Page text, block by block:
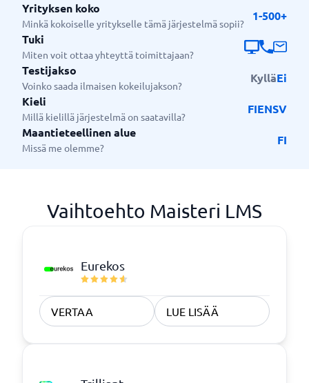
Yrityksen koko
Minkä kokoiselle yritykselle tämä järjestelmä sopii?
1-500+
Tuki
Miten voit ottaa yhteyttä toimittajaan?
Testijakso
Voinko saada ilmaisen kokeilujakson?
KylläEi
Kieli
Millä kielillä järjestelmä on saatavilla?
FIENSV
Maantieteellinen alue
Missä me olemme?
FI
Vaihtoehto Maisteri LMS
Eurekos
VERTAA LUE LISÄÄ